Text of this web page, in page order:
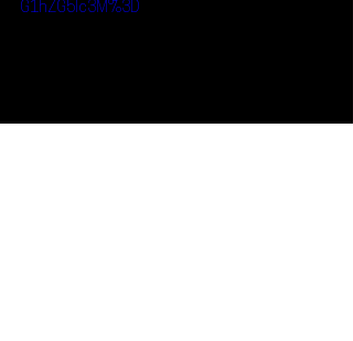
G1hZG5lc3M%3D